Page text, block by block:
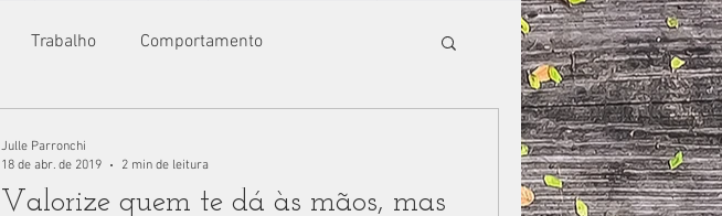
Trabalho Comportamento
Valorize quem te dá às mãos, mas
Julle Parronchi
18 de abr. de 2019
2 min de leitura